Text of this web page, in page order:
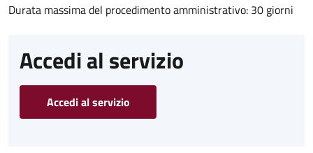
Durata massima del procedimento amministrativo: 30 giorni
Accedi al servizio
Accedi al servizio